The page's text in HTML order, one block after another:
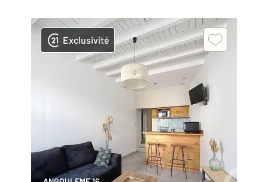
Exclusivité